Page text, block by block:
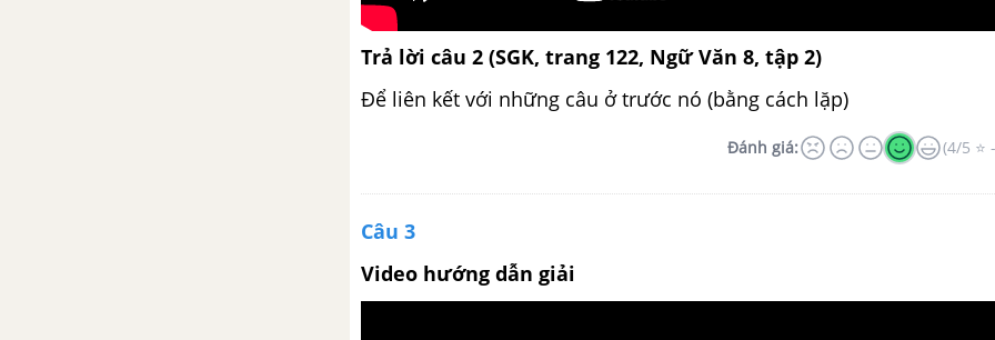
Trả lời câu 2 (SGK, trang 122, Ngữ Văn 8, tập 2)
Để liên kết với những câu ở trước nó (bằng cách lặp)
Đánh giá: (4/5 ⭐
Câu 3
Video hướng dẫn giải